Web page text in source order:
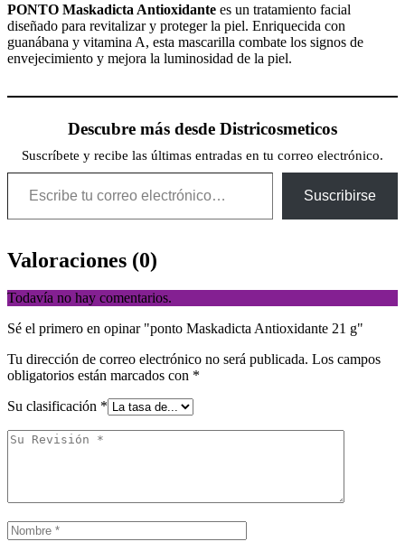
PONTO Maskadicta Antioxidante es un tratamiento facial
diseñado para revitalizar y proteger la piel. Enriquecida con
guanábana y vitamina A, esta mascarilla combate los signos de
envejecimiento y mejora la luminosidad de la piel.
Descubre más desde Districosmeticos
Suscríbete y recibe las últimas entradas en tu correo electrónico.
Suscribirse
Valoraciones (0)
Todavía no hay comentarios.
Sé el primero en opinar "ponto Maskadicta Antioxidante 21 g"
Tu dirección de correo electrónico no será publicada. Los campos
obligatorios están marcados con *
Su clasificación *